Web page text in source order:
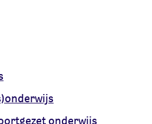
onderwijs